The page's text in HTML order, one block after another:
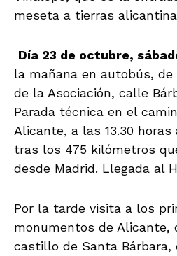
meseta a tierras
Día 23 de octubre,
la mañana en autobús,
de la Asociación, calle
Parada técnica en el
Alicante, a las 13.30
tras los 475 kilómetros
desde Madrid. Llegada al
Por la tarde visita a los
monumentos de Alicante,
castillo de Santa Bárbara,